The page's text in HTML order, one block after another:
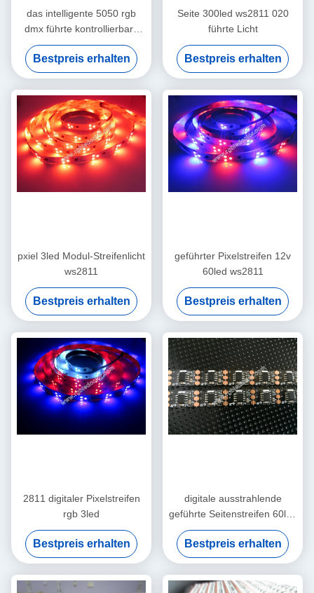
das intelligente 5050 rgb
dmx führte kontrollierbare
Streifen ws2811 dmx
Konsole
Bestpreis erhalten
Seite 300led ws2811 020
führte Licht
Bestpreis erhalten
pxiel 3led Modul-Streifenlicht
ws2811
Bestpreis erhalten
geführter Pixelstreifen 12v
60led ws2811
Bestpreis erhalten
2811 digitaler Pixelstreifen
rgb 3led
Bestpreis erhalten
digitale ausstrahlende
geführte Seitenstreifen 60led
rgb
Bestpreis erhalten